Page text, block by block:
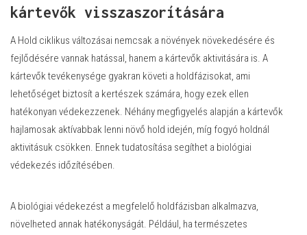
kártevők visszaszorítására
A Hold ciklikus változásai nemcsak a növények növekedésére és
fejlődésére vannak hatással, hanem a kártevők aktivitására is. A
kártevők tevékenysége gyakran követi a holdfázisokat, ami
lehetőséget biztosít a kertészek számára, hogy ezek ellen
hatékonyan védekezzenek. Néhány megfigyelés alapján a kártevők
hajlamosak aktívabbak lenni növő hold idején, míg fogyó holdnál
aktivitásuk csökken. Ennek tudatosítása segíthet a biológiai
védekezés időzítésében.
A biológiai védekezést a megfelelő holdfázisban alkalmazva,
növelheted annak hatékonyságát. Például, ha természetes